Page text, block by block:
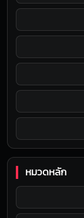
หมวดหลัก